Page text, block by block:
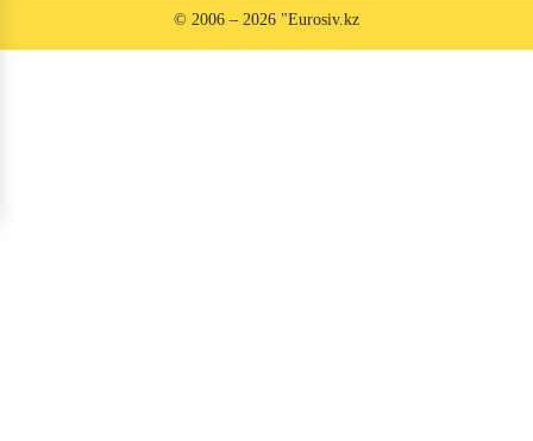
© 2006 – 2026 "Eurosiv.kz